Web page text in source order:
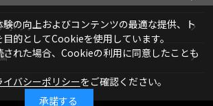
ポリシー
の向上およびコンテンツの最適な提供、ト
的としてCookieを使用しています。
れた場合、Cookieの利用に同意したことも
イバシーポリシーをご確認ください。
承諾する